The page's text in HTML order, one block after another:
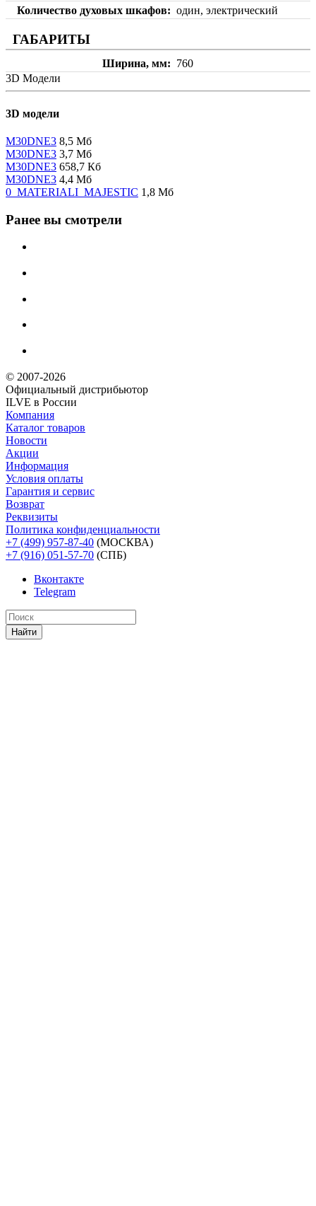
Количество духовых шкафов один, электрический
ГАБАРИТЫ
Ширина, мм
760
3D Модели
3D модели
M30DNE3 8,5 Мб
M30DNE3 3,7 Мб
M30DNE3 658,7 Кб
M30DNE3 4,4 Мб
0_MATERIALI_MAJESTIC 1,8 Мб
Ранее вы смотрели
© 2007-2026
Официальный дистрибьютoр
ILVE в России
Компания
Каталог товаров
Новости
Акции
Информация
Условия оплаты
Гарантия и сервис
Возврат
Реквизиты
Политика конфиденциальности
+7 (499) 957-87-40 (МОСКВА)
+7 (916) 051-57-70 (СПБ)
Вконтакте
Telegram
Найти